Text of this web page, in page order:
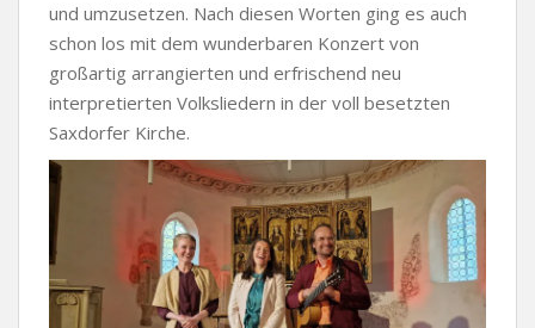
und umzusetzen. Nach diesen Worten ging es auch
schon los mit dem wunderbaren Konzert von
großartig arrangierten und erfrischend neu
interpretierten Volksliedern in der voll besetzten
Saxdorfer Kirche.